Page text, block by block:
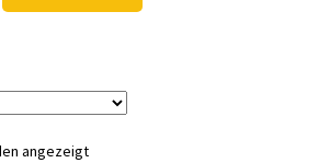
129,98 €97,99 €.
angezeigt